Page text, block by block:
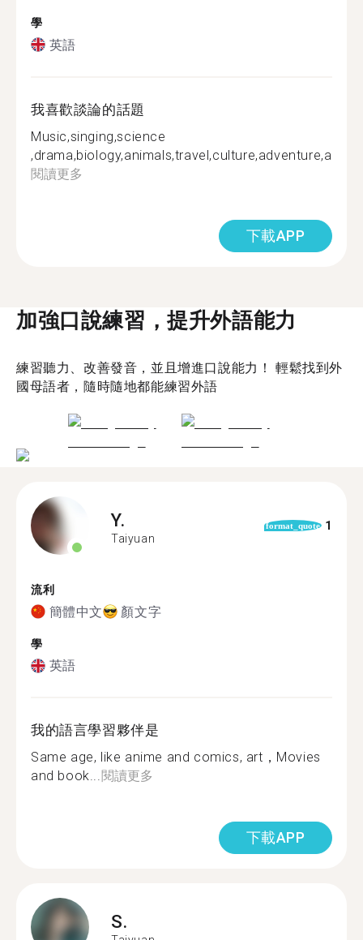
學
英語
我喜歡談論的話題
Music,singing,science
,drama,biology,animals,travel,culture,adventure,and...
閱讀更多
下載APP
加強口說練習，提升外語能力
練習聽力、改善發音，並且增進口說能力！ 輕鬆找到外
國母語者，隨時隨地都能練習外語
Y.
Taiyuan
format_quote 1
流利
簡體中文 顏文字
學
英語
我的語言學習夥伴是
Same age, like anime and comics, art，Movies
and book...閱讀更多
下載APP
S.